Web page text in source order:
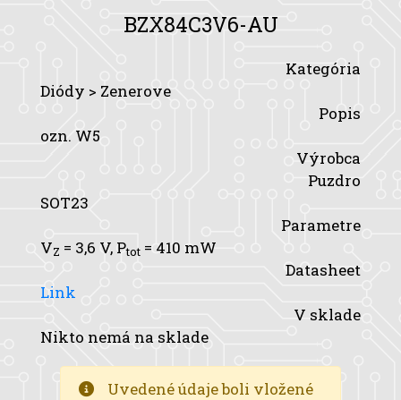
BZX84C3V6-AU
Kategória
Diódy > Zenerove
Popis
ozn. W5
Výrobca
Puzdro
SOT23
Parametre
VZ = 3,6 V, Ptot = 410 mW
Datasheet
Link
V sklade
Nikto nemá na sklade
Uvedené údaje boli vložené